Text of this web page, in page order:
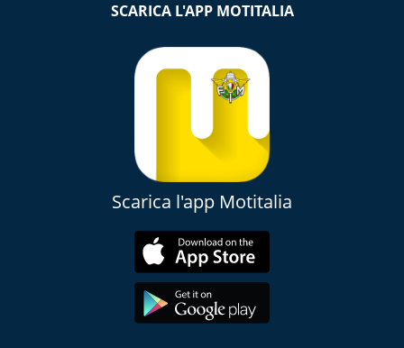
SCARICA L'APP MOTITALIA
Scarica l'app Motitalia